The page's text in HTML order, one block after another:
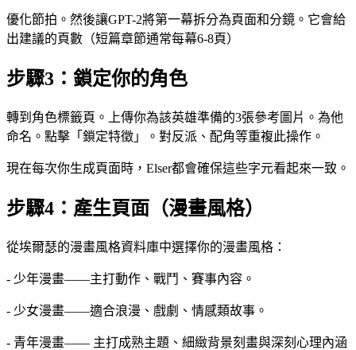
優化節拍。然後讓GPT-2將第一幕拆分為頁面和分鏡。它會給
出建議的頁數（短篇章節通常每幕6-8頁）
步驟3：鎖定你的角色
轉到角色標籤頁。上傳你為該英雄準備的3張參考圖片。為他
命名。點擊「鎖定特徵」。對反派、配角等重複此操作。
現在每次你生成頁面時，Elser都會確保這些字元看起來一致。
步驟4：產生頁面（漫畫風格）
從埃爾瑟的漫畫風格資料庫中選擇你的漫畫風格：
- 少年漫畫——主打動作、戰鬥、賽事內容。
- 少女漫畫——適合浪漫、戲劇、情感類故事。
- 青年漫畫—— 主打成熟主題、細緻背景刻畫與深刻心理內涵